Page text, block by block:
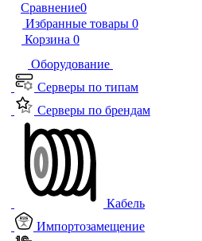
Сравнение0
Избранные товары 0
Корзина 0
Оборудование
Серверы по типам
Серверы по брендам
Кабель
Импортозамещение